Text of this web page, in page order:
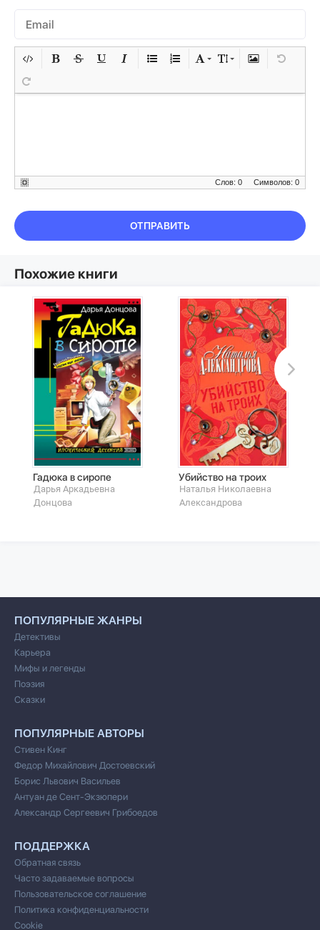
Символов: 0
Слов: 0
ОТПРАВИТЬ
Похожие книги
Гадюка в сиропе
Дарья Аркадьевна
Донцова
Убийство на троих
Наталья Николаевна
Александрова
ПОПУЛЯРНЫЕ ЖАНРЫ
Детективы
Карьера
Мифы и легенды
Поэзия
Сказки
ПОПУЛЯРНЫЕ АВТОРЫ
Стивен Кинг
Федор Михайлович Достоевский
Борис Львович Васильев
Антуан де Сент-Экзюпери
Александр Сергеевич Грибоедов
ПОДДЕРЖКА
Обратная связь
Часто задаваемые вопросы
Пользовательское соглашение
Политика конфиденциальности
Cookie